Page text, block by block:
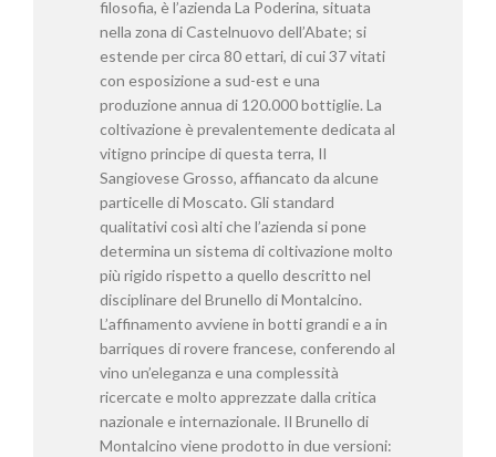
filosofia, è l’azienda La Poderina, situata
nella zona di Castelnuovo dell’Abate; si
estende per circa 80 ettari, di cui 37 vitati
con esposizione a sud-est e una
produzione annua di 120.000 bottiglie. La
coltivazione è prevalentemente dedicata al
vitigno principe di questa terra, Il
Sangiovese Grosso, affiancato da alcune
particelle di Moscato. Gli standard
qualitativi così alti che l’azienda si pone
determina un sistema di coltivazione molto
più rigido rispetto a quello descritto nel
disciplinare del Brunello di Montalcino.
L’affinamento avviene in botti grandi e a in
barriques di rovere francese, conferendo al
vino un’eleganza e una complessità
ricercate e molto apprezzate dalla critica
nazionale e internazionale. Il Brunello di
Montalcino viene prodotto in due versioni: